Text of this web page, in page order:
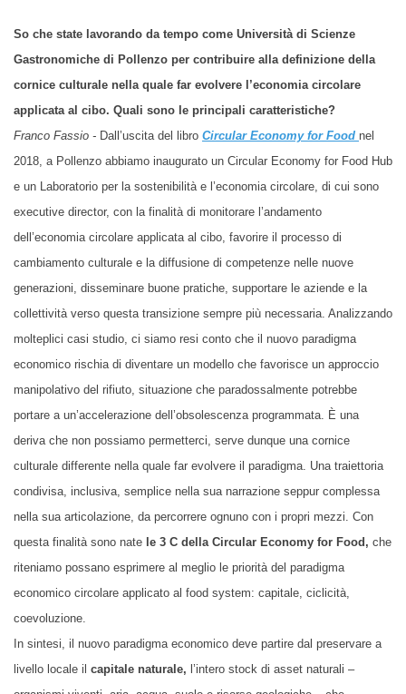
So che state lavorando da tempo come Università di Scienze
Gastronomiche di Pollenzo per contribuire alla definizione della
cornice culturale nella quale far evolvere l’economia circolare
applicata al cibo. Quali sono le principali caratteristiche?
Franco Fassio - Dall’uscita del libro Circular Economy for Food nel
2018, a Pollenzo abbiamo inaugurato un Circular Economy for Food Hub
e un Laboratorio per la sostenibilità e l’economia circolare, di cui sono
executive director, con la finalità di monitorare l’andamento
dell’economia circolare applicata al cibo, favorire il processo di
cambiamento culturale e la diffusione di competenze nelle nuove
generazioni, disseminare buone pratiche, supportare le aziende e la
collettività verso questa transizione sempre più necessaria. Analizzando
molteplici casi studio, ci siamo resi conto che il nuovo paradigma
economico rischia di diventare un modello che favorisce un approccio
manipolativo del rifiuto, situazione che paradossalmente potrebbe
portare a un’accelerazione dell’obsolescenza programmata. È una
deriva che non possiamo permetterci, serve dunque una cornice
culturale differente nella quale far evolvere il paradigma. Una traiettoria
condivisa, inclusiva, semplice nella sua narrazione seppur complessa
nella sua articolazione, da percorrere ognuno con i propri mezzi. Con
questa finalità sono nate le 3 C della Circular Economy for Food, che
riteniamo possano esprimere al meglio le priorità del paradigma
economico circolare applicato al food system: capitale, ciclicità,
coevoluzione.
In sintesi, il nuovo paradigma economico deve partire dal preservare a
livello locale il capitale naturale, l’intero stock di asset naturali –